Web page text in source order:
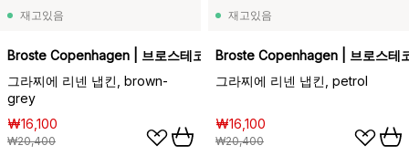
재고있음
Broste Copenhagen | 브로스테코펜하겐
그라찌에 리넨 냅킨, brown-
grey
₩16,100
₩20,400
재고있음
Broste Copenhagen | 브로스테
그라찌에 리넨 냅킨, petrol
₩16,100
₩20,400